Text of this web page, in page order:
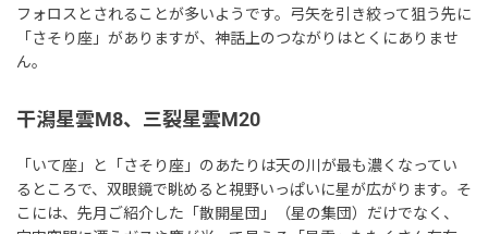
フォロスとされることが多いようです。弓矢を引き絞って狙う先に
「さそり座」がありますが、神話上のつながりはとくにありませ
ん。
干潟星雲M8、三裂星雲M20
「いて座」と「さそり座」のあたりは天の川が最も濃くなってい
るところで、双眼鏡で眺めると視野いっぱいに星が広がります。そ
こには、先月ご紹介した「散開星団」（星の集団）だけでなく、